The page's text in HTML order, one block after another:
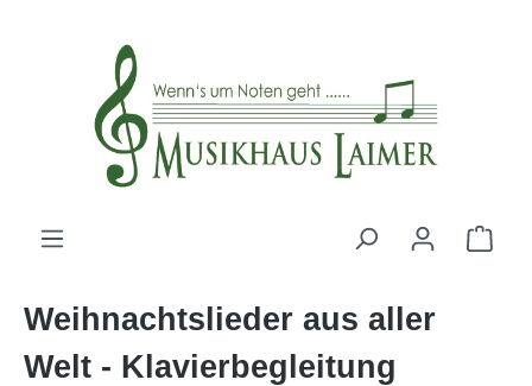
Weihnachtslieder aus aller
Welt - Klavierbegleitung